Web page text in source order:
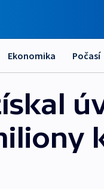
Ekonomika Počasí